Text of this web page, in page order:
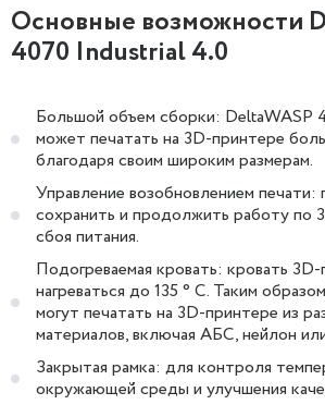
Основные возможности
4070 Industrial 4.0
Большой объем сборки: DeltaWASP
может печатать на 3D-принтере
благодаря своим широким размерам.
Управление возобновлением печати:
сохранить и продолжить работу по
сбоя питания.
Подогреваемая кровать: кровать
нагреваться до 135 ° C. Таким
могут печатать на 3D-принтере из
материалов, включая АБС, нейлон
Закрытая рамка: для контроля
окружающей среды и улучшения